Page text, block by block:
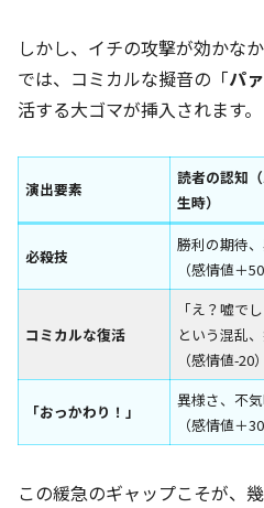
しかし、イチの攻撃が効かな
では、コミカルな擬音の「パ
活する大ゴマが挿入されます。
演出要素
読者の認知
生時）
必殺技
勝利の期待
（感情値＋50
コミカルな復活
「え？嘘でし
という混乱
（感情値-20）
「おっかわり！」
異様さ、不
（感情値＋30
この緩急のギャップこそが、